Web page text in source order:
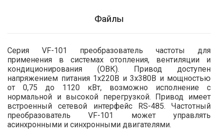
Файлы
Серия VF-101 преобразователь частоты для
применения в системах отопления, вентиляции и
кондиционирования (ОВК). Привод доступен
напряжением питания 1х220В и 3х380В и мощностью
от 0,75 до 1120 кВт, возможно исполнение с
нормальной и высокой перегрузкой. Привод имеет
встроенный сетевой интерфейс RS-485. Частотный
преобразователь VF-101 может управлять
асинхронными и синхронными двигателями.